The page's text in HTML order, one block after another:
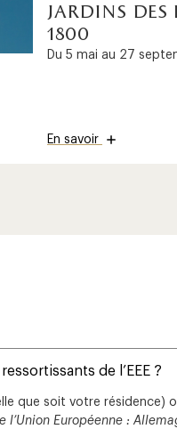
jardins des
1800
Du 5 mai au 27
En savoir
de l’EEE ?
que soit votre
l’Union Européenne :